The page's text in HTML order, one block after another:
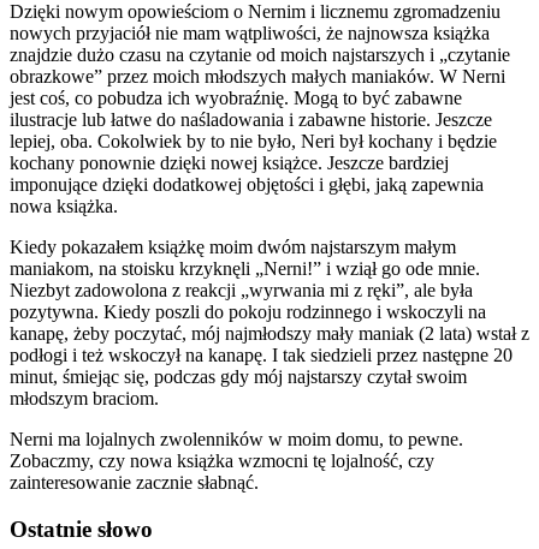
Dzięki nowym opowieściom o Nernim i licznemu zgromadzeniu
nowych przyjaciół nie mam wątpliwości, że najnowsza książka
znajdzie dużo czasu na czytanie od moich najstarszych i „czytanie
obrazkowe” przez moich młodszych małych maniaków. W Nerni
jest coś, co pobudza ich wyobraźnię. Mogą to być zabawne
ilustracje lub łatwe do naśladowania i zabawne historie. Jeszcze
lepiej, oba. Cokolwiek by to nie było, Neri był kochany i będzie
kochany ponownie dzięki nowej książce. Jeszcze bardziej
imponujące dzięki dodatkowej objętości i głębi, jaką zapewnia
nowa książka.
Kiedy pokazałem książkę moim dwóm najstarszym małym
maniakom, na stoisku krzyknęli „Nerni!” i wziął go ode mnie.
Niezbyt zadowolona z reakcji „wyrwania mi z ręki”, ale była
pozytywna. Kiedy poszli do pokoju rodzinnego i wskoczyli na
kanapę, żeby poczytać, mój najmłodszy mały maniak (2 lata) wstał z
podłogi i też wskoczył na kanapę. I tak siedzieli przez następne 20
minut, śmiejąc się, podczas gdy mój najstarszy czytał swoim
młodszym braciom.
Nerni ma lojalnych zwolenników w moim domu, to pewne.
Zobaczmy, czy nowa książka wzmocni tę lojalność, czy
zainteresowanie zacznie słabnąć.
Ostatnie słowo